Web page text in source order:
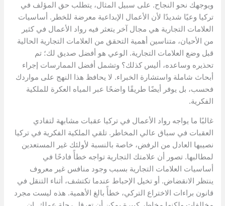
ويوجهك نحو النجاح. على سبيل المثال، يتطلب حق المؤلف في
تركيا وعيًا شديدًا لأن الأعمال الإبداعية معرضة للخطر. أساسيات
العلامات التجارية هي مجال آخر يتعثر فيه رواد الأعمال في كثير
من الأحيان، متناسين أهمية التحقق من العلامات التجارية الحالية
قبل وضع العلامات التجارية. الوعي هو أفضل صديق لك؛ تم
تحذيره وساعده، أليس كذلك؟ وتشمل أفضل الممارسات إجراء
أبحاث شاملة واستشارة الخبراء. لا يحافظ هذا النهج على مواردك
فحسب، بل يوفر أيضًا طريقًا واضحًا عبر المياه العكرة للملكية
الفكرية.
غالبًا ما يواجه رواد الأعمال في تركيا عقبات مشابهة لتفادي
العقبات في سباق عالي المخاطر. تلقي الملكية الفكرية في تركيا
نصيبها العادل من الرفض، خاصة بالنسبة لأولئك غير المستعدين
لمطالبها. تصور أن علامتك التجارية تواجه خطأً فادحًا في
أساسيات العلامات التجارية بسبب وجود منافس غير معروف
ينتظر الانقضاض. أو تخيل الإحباط عندما تكتشف، أثناء التنقل في
قانون براءات الاختراع التركي، خطأً بالغ الأهمية. هذه ليست مجرد